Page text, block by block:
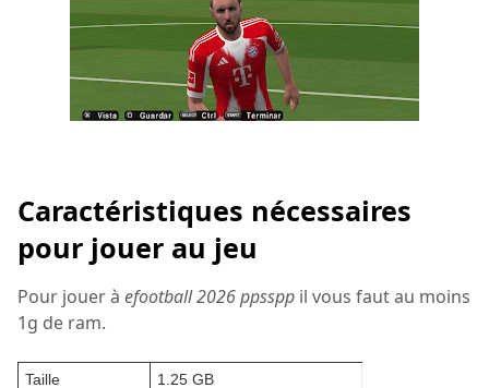
Caractéristiques nécessaires
pour jouer au jeu
Pour jouer à efootball 2026 ppsspp il vous faut au moins
1g de ram.
Taille
1.25 GB